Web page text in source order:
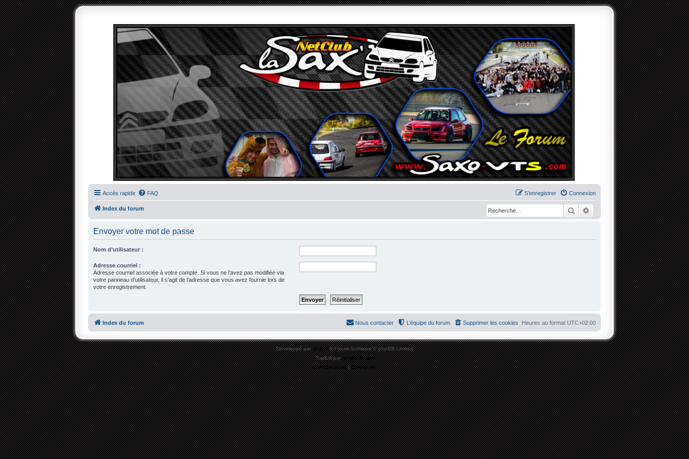
Accès rapide FAQ Connexion
S’enregistrer
Index du forum RechercherRecherche avancée
Envoyer votre mot de passe
Nom d’utilisateur :
Adresse courriel :
Adresse courriel associée à votre compte. Si vous ne l’avez pas modifiée via
votre panneau d’utilisateur, il s’agit de l’adresse que vous avez fournie lors de
votre enregistrement.
Index du forum Heures au format UTC+02:00
Supprimer les cookies
L’équipe du forum
Nous contacter
Développé parphpBB® Forum Software © phpBB Limited
Traduit parphpBB-fr.com
Confidentialité|Conditions